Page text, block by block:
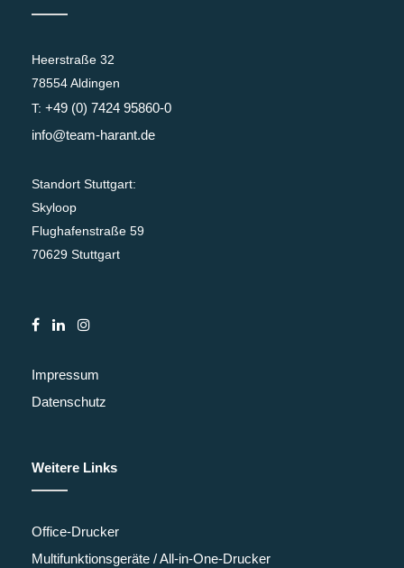
Heerstraße 32
78554 Aldingen
T: +49 (0) 7424 95860-0
info@team-harant.de
Standort Stuttgart:
Skyloop
Flughafenstraße 59
70629 Stuttgart
Impressum
Datenschutz
Weitere Links
Office-Drucker
Multifunktionsgeräte / All-in-One-Drucker